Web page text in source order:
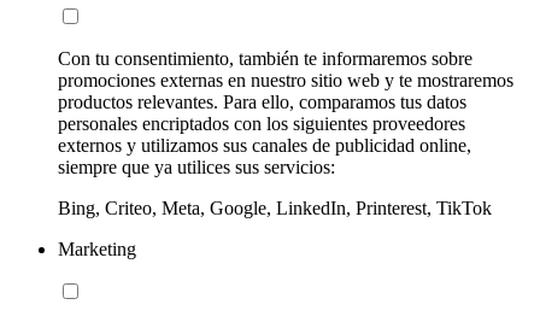
Con tu consentimiento, también te informaremos sobre
promociones externas en nuestro sitio web y te mostraremos
productos relevantes. Para ello, comparamos tus datos
personales encriptados con los siguientes proveedores
externos y utilizamos sus canales de publicidad online,
siempre que ya utilices sus servicios:
Bing, Criteo, Meta, Google, LinkedIn, Printerest, TikTok
Marketing